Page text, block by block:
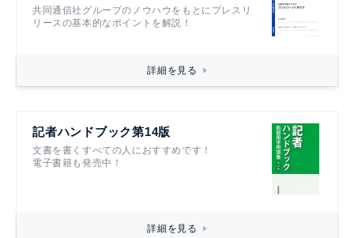
共同通信社グループのノウハウをもとにプレスリ
リースの基本的なポイントを解説！
詳細を見る
記者ハンドブック第14版
文書を書くすべての人におすすめです！
電子書籍も発売中！
詳細を見る